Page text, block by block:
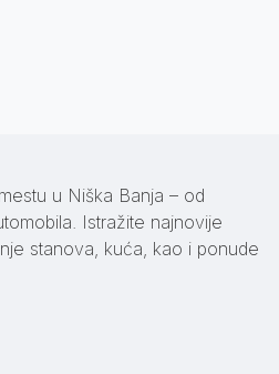
u Niška Banja – od
Istražite najnovije
stanova, kuća, kao i ponude